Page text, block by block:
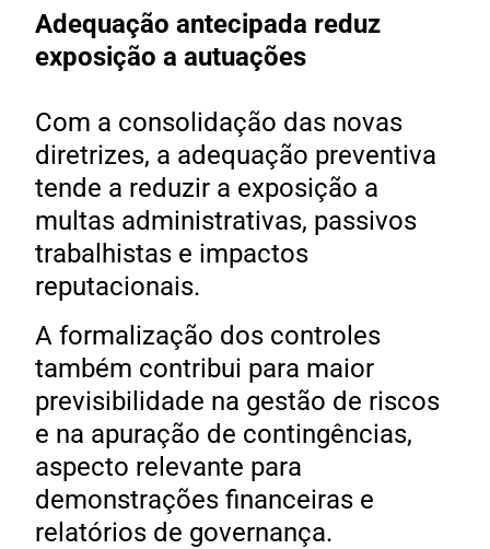
Adequação antecipada reduz
exposição a autuações
Com a consolidação das novas
diretrizes, a adequação preventiva
tende a reduzir a exposição a
multas administrativas, passivos
trabalhistas e impactos
reputacionais.
A formalização dos controles
também contribui para maior
previsibilidade na gestão de riscos
e na apuração de contingências,
aspecto relevante para
demonstrações financeiras e
relatórios de governança.